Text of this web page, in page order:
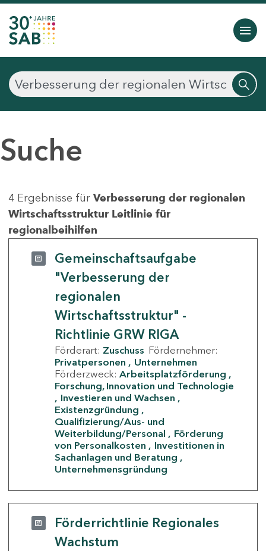
Suche
4 Ergebnisse für Verbesserung der regionalen
Wirtschaftsstruktur Leitlinie für
regionalbeihilfen
Gemeinschaftsaufgabe
"Verbesserung der
regionalen
Wirtschaftsstruktur" -
Richtlinie GRW RIGA
Förderart: Zuschuss Fördernehmer:
Privatpersonen
Unternehmen
Förderzweck: Arbeitsplatzförderung
Forschung, Innovation und Technologie
Investieren und Wachsen
Existenzgründung
Qualifizierung/Aus- und
Weiterbildung/Personal
Förderung
von Personalkosten
Investitionen in
Sachanlagen und Beratung
Unternehmensgründung
Förderrichtlinie Regionales
Wachstum